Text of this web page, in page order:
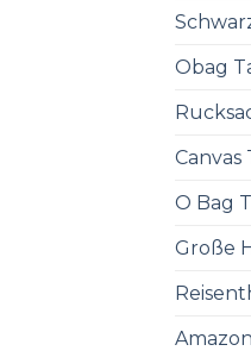
Obag
Canvas
O Bag
Große